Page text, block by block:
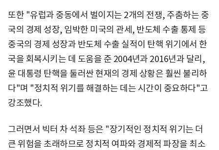
또한 "유럽과 중동에서 벌이지는 2개의 전쟁, 주춤하는 중
국의 경제 성장, 임박한 미국의 관세, 반도체 수출 통제 등
중국의 경제 성장과 반도체 수출 실적이 탄핵 위기에서 한
국을 회복시키는 데 도움을 준 2004년과 2016년과 달리,
윤 대통령 탄핵을 둘러싼 현재의 경제 상황은 훨씬 불리하
다"며 "정치적 위기를 해결하는 데는 시간이 중요하다"고
강조했다.
그러면서 빅터 차 석좌 등은 "장기적인 정치적 위기는 더
큰 위험을 초래하므로 정치적 여파와 경제적 파장을 최소